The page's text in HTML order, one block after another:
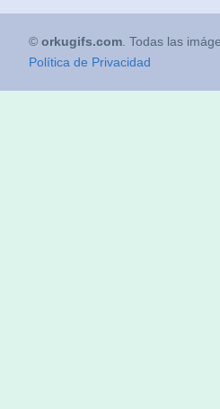
© orkugifs.com . Todas las
Política de Privacidad